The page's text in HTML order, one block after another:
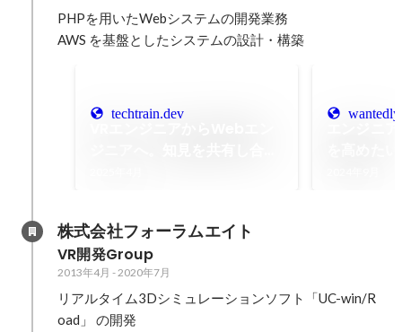
PHPを用いたWebシステムの開発業務
AWS を基盤としたシステムの設計・構築
techtrain.dev
株式会社フォーラムエイト
VR開発Group
2013年4月 -2020年7月
リアルタイム3Dシミュレーションソフト「UC-win/R
oad」 の開発